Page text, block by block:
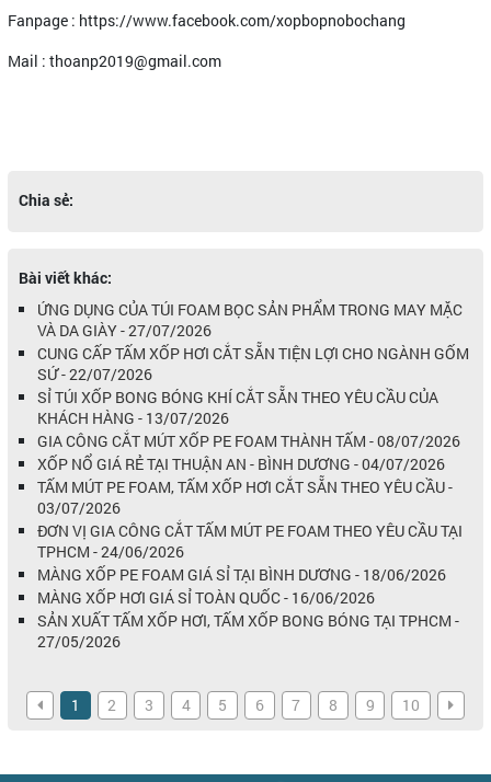
Fanpage : https://www.facebook.com/xopbopnobochang
Mail : thoanp2019@gmail.com
Chia sẻ:
Bài viết khác:
ỨNG DỤNG CỦA TÚI FOAM BỌC SẢN PHẨM TRONG MAY MẶC
VÀ DA GIÀY - 27/07/2026
CUNG CẤP TẤM XỐP HƠI CẮT SẴN TIỆN LỢI CHO NGÀNH GỐM
SỨ - 22/07/2026
SỈ TÚI XỐP BONG BÓNG KHÍ CẮT SẴN THEO YÊU CẦU CỦA
KHÁCH HÀNG - 13/07/2026
GIA CÔNG CẮT MÚT XỐP PE FOAM THÀNH TẤM - 08/07/2026
XỐP NỔ GIÁ RẺ TẠI THUẬN AN - BÌNH DƯƠNG - 04/07/2026
TẤM MÚT PE FOAM, TẤM XỐP HƠI CẮT SẴN THEO YÊU CẦU -
03/07/2026
ĐƠN VỊ GIA CÔNG CẮT TẤM MÚT PE FOAM THEO YÊU CẦU TẠI
TPHCM - 24/06/2026
MÀNG XỐP PE FOAM GIÁ SỈ TẠI BÌNH DƯƠNG - 18/06/2026
MÀNG XỐP HƠI GIÁ SỈ TOÀN QUỐC - 16/06/2026
SẢN XUẤT TẤM XỐP HƠI, TẤM XỐP BONG BÓNG TẠI TPHCM -
27/05/2026
1 2 3 4 5 6 7 8 9 10